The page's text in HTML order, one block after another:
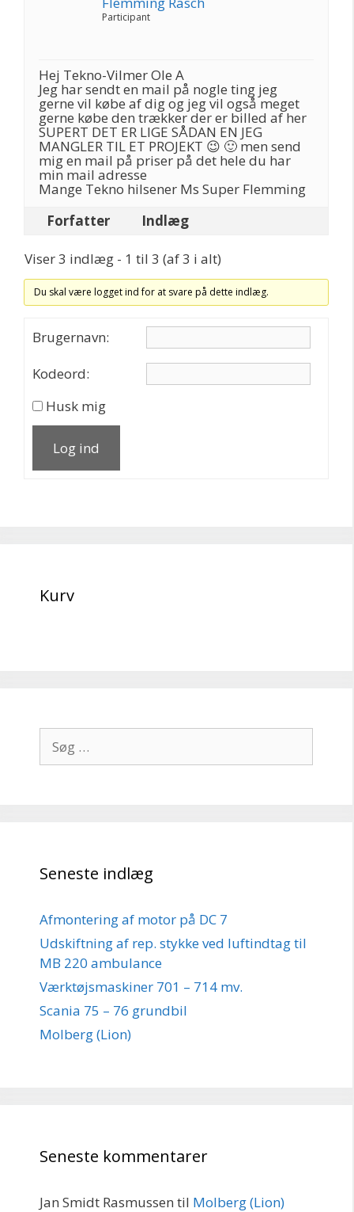
Participant
Hej Tekno-Vilmer Ole A
Jeg har sendt en mail på nogle ting jeg
gerne vil købe af dig og jeg vil også meget
gerne købe den trækker der er billed af her
SUPERT DET ER LIGE SÅDAN EN JEG
MANGLER TIL ET PROJEKT 😉 🙂 men send
mig en mail på priser på det hele du har
min mail adresse
Mange Tekno hilsener Ms Super Flemming
Forfatter
Indlæg
Viser 3 indlæg - 1 til 3 (af 3 i alt)
Du skal være logget ind for at svare på dette indlæg.
Brugernavn:
Kodeord:
Husk mig
Log ind
Kurv
efter:
Seneste indlæg
Afmontering af motor på DC 7
Udskiftning af rep. stykke ved luftindtag til
MB 220 ambulance
Værktøjsmaskiner 701 – 714 mv.
Scania 75 – 76 grundbil
Molberg (Lion)
Seneste kommentarer
Jan Smidt Rasmussen til Molberg (Lion)